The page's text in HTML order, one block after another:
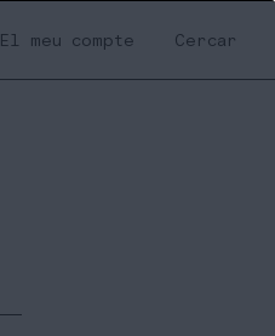
El meu compte Cercar